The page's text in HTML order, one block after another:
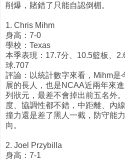
削爆，賭錯了只能自認倒楣。
1. Chris Mihm
身高：7-0
學校：Texas
本季表現：17.7分、10.5籃板、
球.707
評論：以統計數字來看，Mihm是
展的長人，也是NCAA近兩年來
列狀元，最差不會掉出前五名外
度、協調性都不錯，中距離、內
撞力還是差了黑人一截，防守能
向。
2. Joel Przybilla
身高：7-1